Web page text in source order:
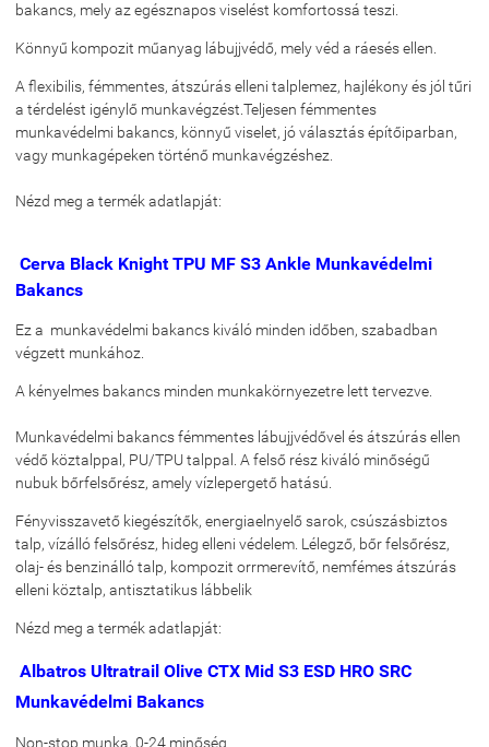
bakancs, mely az egésznapos viselést komfortossá teszi.
Könnyű kompozit műanyag lábujjvédő, mely véd a ráesés ellen.
A flexibilis, fémmentes, átszúrás elleni talplemez, hajlékony és jól tűri
a térdelést igénylő munkavégzést.Teljesen fémmentes
munkavédelmi bakancs, könnyű viselet, jó választás építőiparban,
vagy munkagépeken történő munkavégzéshez.
Nézd meg a termék adatlapját:
Cerva Black Knight TPU MF S3 Ankle Munkavédelmi
Bakancs
Ez a munkavédelmi bakancs kiváló minden időben, szabadban
végzett munkához.
A kényelmes bakancs minden munkakörnyezetre lett tervezve.
Munkavédelmi bakancs fémmentes lábujjvédővel és átszúrás ellen
védő köztalppal, PU/TPU talppal. A felső rész kiváló minőségű
nubuk bőrfelsőrész, amely vízlepergető hatású.
Fényvisszavető kiegészítők, energiaelnyelő sarok, csúszásbiztos
talp, vízálló felsőrész, hideg elleni védelem. Lélegző, bőr felsőrész,
olaj- és benzinálló talp, kompozit orrmerevítő, nemfémes átszúrás
elleni köztalp, antisztatikus lábbelik
Nézd meg a termék adatlapját:
Albatros Ultratrail Olive CTX Mid S3 ESD HRO SRC
Munkavédelmi Bakancs
Non-stop munka, 0-24 minőség